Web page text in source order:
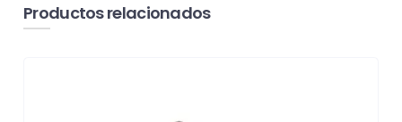
Productos relacionados